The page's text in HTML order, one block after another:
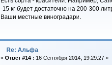
-15 кг будет достаточно на 200-300
Ваши местные виноградари.
Re: Альфа
« Ответ #14 : 16 Сентября 2014, 19:29:27 »